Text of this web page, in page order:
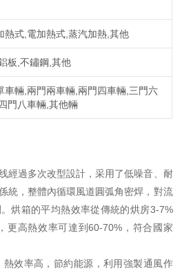
熱式,電加熱式,蒸汽加熱,其他
板,不鏽鋼,其他
車輛,兩門兩車輛,兩門四車輛,三門六
門八車輛,其他輛
過多次改型設計，采用了低噪音、耐
統，整體內循環風道圓弧角密焊，對流
烘箱的平均熱效率從傳統的烘房3-7%
更高熱效率可達到60-70%，符合國家
效率高，節約能源，利用強製通風作